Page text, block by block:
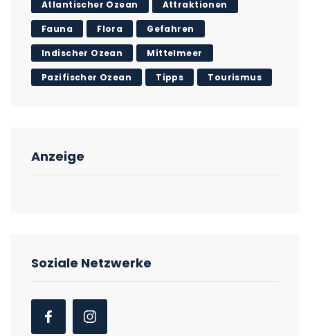
Atlantischer Ozean Attraktionen
Fauna Flora Gefahren
Indischer Ozean Mittelmeer
Pazifischer Ozean Tipps Tourismus
Anzeige
Soziale Netzwerke